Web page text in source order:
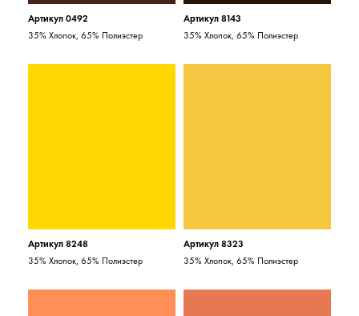
Артикул 0492
35% Хлопок, 65% Полиэстер
Артикул 8143
35% Хлопок, 65% Полиэстер
Артикул 8248
35% Хлопок, 65% Полиэстер
Артикул 8323
35% Хлопок, 65% Полиэстер